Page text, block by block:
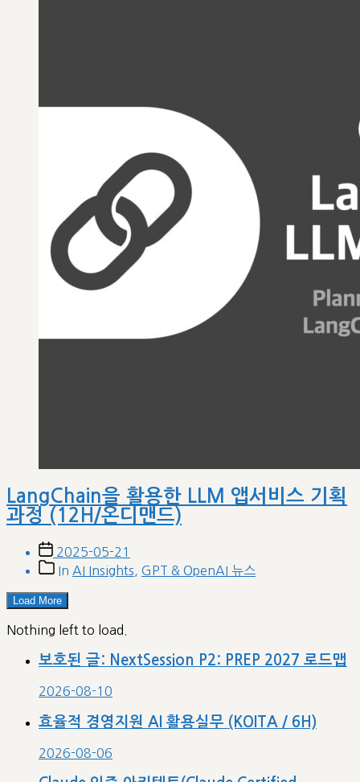
LangChain을 활용한 LLM 앱서비스 기획
과정 (12H/온디맨드)
Post
date
2025-05-21
PostIn AI Insights GPT & OpenAI 뉴스
Load More
Nothing left to load.
보호된 글: NextSession P2: PREP 2027 로드맵
2026-08-10
효율적 경영지원 AI 활용실무 (KOITA / 6H)
2026-08-06